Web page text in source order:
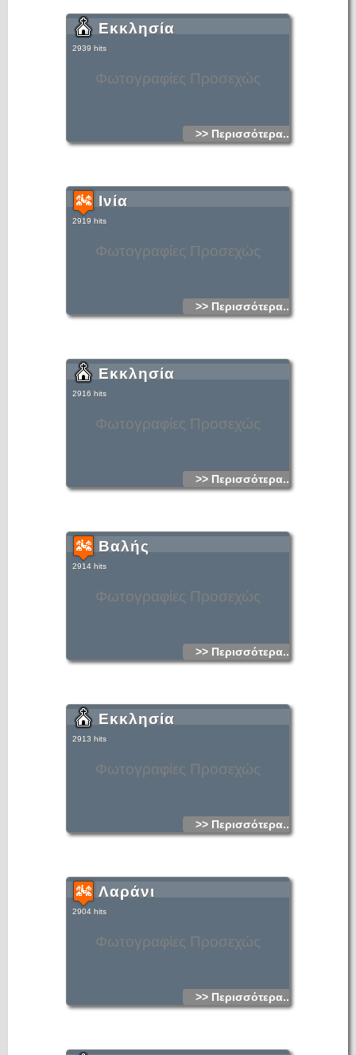
Φωτογραφίες Προσεχώς
Εκκλησία
2939 hits
>> Περισσότερα...
Φωτογραφίες Προσεχώς
Ινία
2919 hits
>> Περισσότερα...
Φωτογραφίες Προσεχώς
Εκκλησία
2916 hits
>> Περισσότερα...
Φωτογραφίες Προσεχώς
Βαλής
2914 hits
>> Περισσότερα...
Φωτογραφίες Προσεχώς
Εκκλησία
2913 hits
>> Περισσότερα...
Φωτογραφίες Προσεχώς
Λαράνι
2904 hits
>> Περισσότερα...